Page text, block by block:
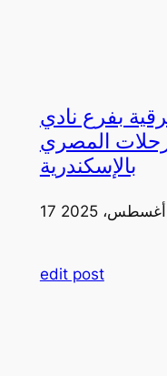
بفرع نادي
المصري
بالإسكندرية
17 أغسطس، 2025
edit post